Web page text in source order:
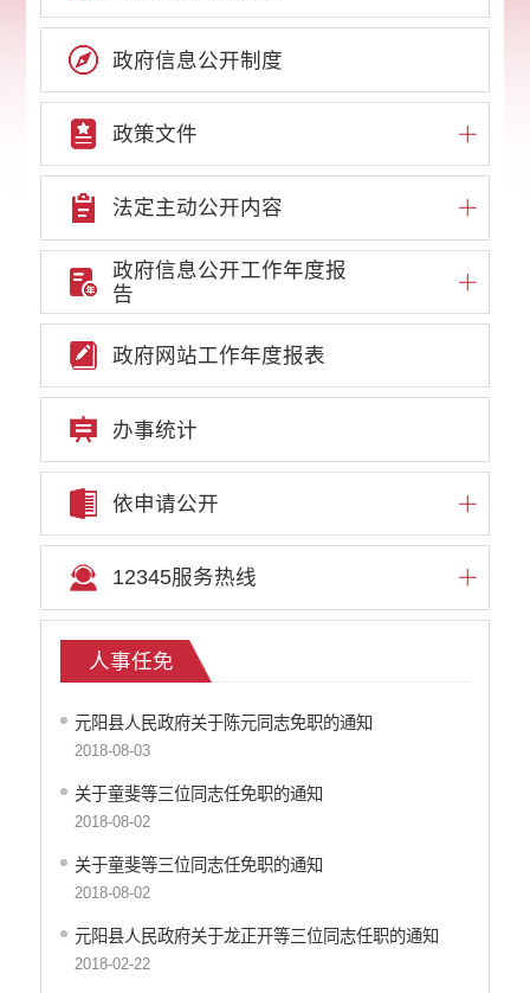
政府信息公开制度
政策文件
法定主动公开内容
政府信息公开工作年度报
告
政府网站工作年度报表
办事统计
依申请公开
12345服务热线
人事任免
元阳县人民政府关于陈元同志免职的通知
2018-08-03
关于童斐等三位同志任免职的通知
2018-08-02
关于童斐等三位同志任免职的通知
2018-08-02
元阳县人民政府关于龙正开等三位同志任职的通知
2018-02-22